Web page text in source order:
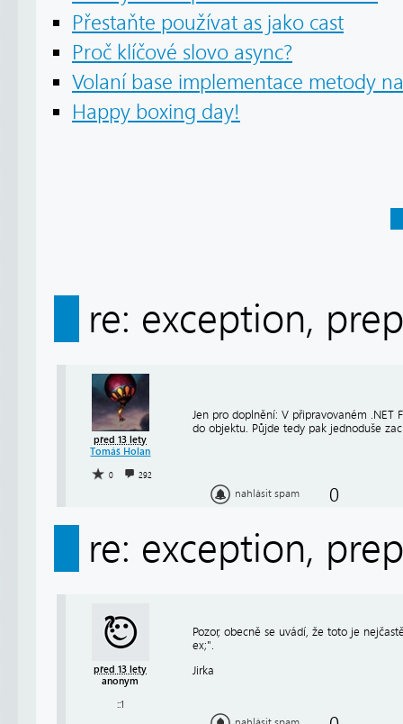
Přestaňte používat as jako cast
Proč klíčové slovo async?
Volaní base implementace metody
Happy boxing day!
re: exception,
před 13 lety
Tomáš Holan
0 292
Jen pro doplnění: V připravovaném
do objektu. Půjde tedy pak jednoduše
nahlásit spam 0
re: exception,
před 13 lety
anonym
::1
Pozor, obecně se uvádí, že toto je
ex;".
Jirka